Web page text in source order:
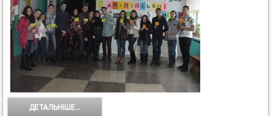
ДЕТАЛЬНІШЕ...